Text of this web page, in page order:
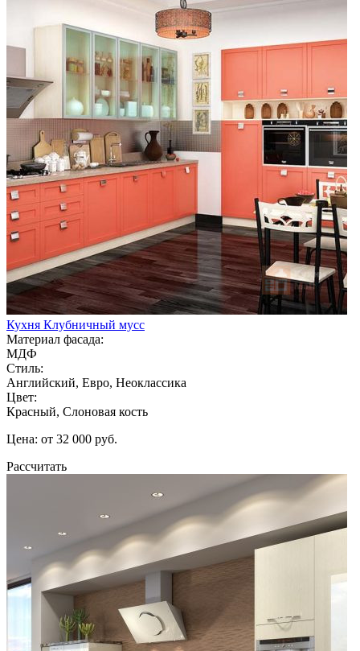
Кухня Клубничный мусс
Материал фасада:
МДФ
Стиль:
Английский, Евро, Неоклассика
Цвет:
Красный, Слоновая кость
Цена: от 32 000 руб.
Рассчитать